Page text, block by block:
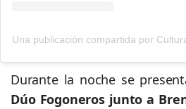
Durante la noche se
Dúo Fogoneros junto a